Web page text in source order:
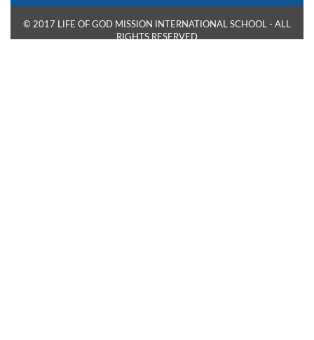
© 2017 LIFE OF GOD MISSION INTERNATIONAL SCHOOL - ALL
RIGHTS RESERVED